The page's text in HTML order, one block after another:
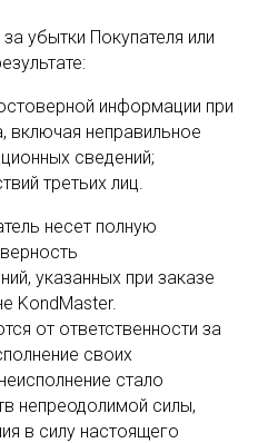
убытки Покупателя или
информации при
включая неправильное
сведений;
третьих лиц.
несет полную
указанных при заказе
KondMaster.
от ответственности за
своих
стало
непреодолимой силы,
в силу настоящего